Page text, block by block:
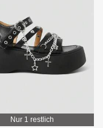
Nur 1 restlich